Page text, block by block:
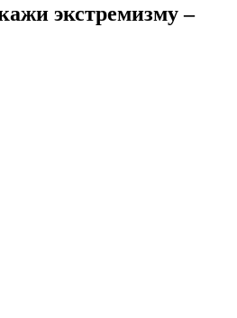
экстремизму –